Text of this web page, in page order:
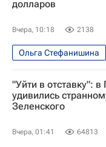
Александр Хинштейн
Вооруженные силы
долларов
Вчера, 10:18 2138
Ольга Стефанишина
Украина
Алексей Гончаренко
"Уйти в отставку": в
удивились
Зеленского
Вчера, 01:41 64813